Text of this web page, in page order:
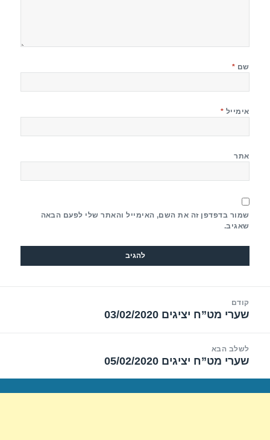
שם *
אימייל *
אתר
שמור בדפדפן זה את השם, האימייל והאתר שלי לפעם הבאה
שאגיב.
קודם
הפוסט
שערי מט”ח יציגים 03/02/2020
לשלב הבא
הפוסט
שערי מט”ח יציגים 05/02/2020